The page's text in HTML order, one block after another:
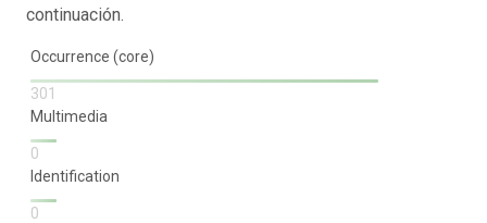
continuación.
Occurrence (core)
301
Multimedia
0
Identification
0